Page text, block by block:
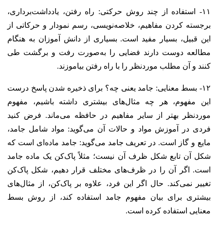
۱۱- استفاده از چند روش حرکتی: راه رفتن، یادداشت‌برداری،
برجسته کردن مفاهیم، خلاصه‌نویسی، رسم نمودار و حرکاتی از
این قبیل، بسیار مفید است. بسیاری از دانش آموزان به هنگام
مطالعه دوست دارند فضایی را به‌صورت رفت‌ و برگشت طی
کنند و آن مطلب موردنظر را با راه رفتن بیاموزند.
۱۲- بسط معنایی: جامد یعنی چه؟ برای ذخیره شدن پاسخ درست
این مفهوم، هر چه مثال‌های بیشتری داشته باشیم، مفهوم
موردنظر بهتر از سایر مفاهیم در حافظه می‌ماند. فرض کنید
فردی در آموزش مواد و حالات آن می‌گوید: مواد شامل جامد،
مایع و گاز است. در تعریف جامد می‌گوید: جامد ماده‌ای است که
شکل آن تابع شکل ظرف آن نیست؛ مثلاً پاک‌کن یک ماده جامد
است. اگر آن را در ظرف‌های مختلف قرار دهیم، شکل پاک‌کن
تغییر نمی‌کند. حال اگر این فرد، علاوه بر پاک‌کن، از مثال‌های
بیشتری برای بیان مفهوم جامد استفاده کند، از روش بسط
معنایی استفاده کرده است.